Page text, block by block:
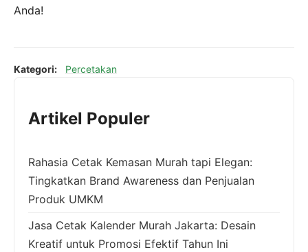
Anda!
Kategori: Percetakan
Artikel Populer
Rahasia Cetak Kemasan Murah tapi Elegan:
Tingkatkan Brand Awareness dan Penjualan
Produk UMKM
Jasa Cetak Kalender Murah Jakarta: Desain
Kreatif untuk Promosi Efektif Tahun Ini